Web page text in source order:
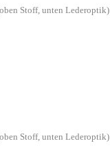
Stoff, unten Lederoptik)
Stoff, unten Lederoptik)